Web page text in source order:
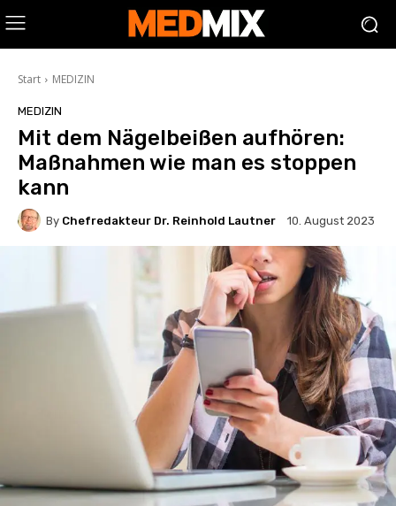
Start MEDIZIN
MEDIZIN
Mit dem Nägelbeißen aufhören:
Maßnahmen wie man es stoppen
kann
By Chefredakteur Dr. Reinhold Lautner 10. August 2023